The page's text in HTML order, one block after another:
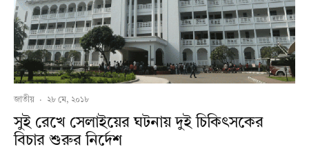
জাতীয় · ২৮ মে, ২০১৮
সুই রেখে সেলাইয়ের ঘটনায় দুই চিকিৎসকের
বিচার শুরুর নির্দেশ